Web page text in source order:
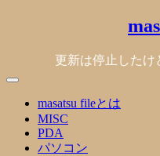
更新は停止したけ
masatsu fileとは
MISC
PDA
パソコン